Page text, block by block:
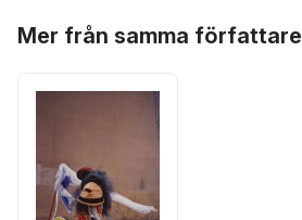
Mer från samma författare